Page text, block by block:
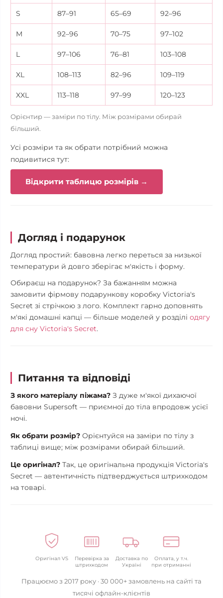
S 87–91 65–69 92–96
M 92–96 70–75 97–102
L 97–106 76–81 103–108
XL 108–113 82–96 109–119
XXL 113–118 97–99 120–123
Орієнтир — заміри по тілу. Між розмірами обирай
більший.
Усі розміри та як обрати потрібний можна
подивитися тут:
Відкрити таблицю розмірів →
Догляд і подарунок
Догляд простий: бавовна легко переться за низької
температури й довго зберігає м'якість і форму.
Обираєш на подарунок? За бажанням можна
замовити фірмову подарункову коробку Victoria's
Secret зі стрічкою з лого. Комплект гарно доповнять
м'які домашні капці — більше моделей у розділі одягу
для сну Victoria's Secret.
Питання та відповіді
З якого матеріалу піжама? З дуже м'якої дихаючої
бавовни Supersoft — приємної до тіла впродовж усієї
ночі.
Як обрати розмір? Орієнтуйся на заміри по тілу з
таблиці вище; між розмірами обирай більший.
Це оригінал? Так, це оригінальна продукція Victoria's
Secret — автентичність підтверджується штрихкодом
на товарі.
Оригінал VS
Перевірка за
штрихкодом
Доставка по
Україні
Оплата, у т.ч.
при отриманні
Працюємо з 2017 року · 30 000+ замовлень на сайті та
тисячі офлайн-клієнтів